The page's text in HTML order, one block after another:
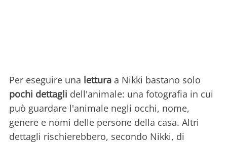
Per eseguire una lettura a Nikki bastano solo
pochi dettagli dell'animale: una fotografia in cui
può guardare l'animale negli occhi, nome,
genere e nomi delle persone della casa. Altri
dettagli rischierebbero, secondo Nikki, di